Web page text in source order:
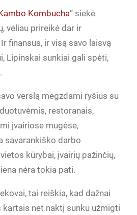
Kombucha“ siekė
vėliau prireikė dar ir
finansus, ir visą savo laisvą
Lipinskai sunkiai gali spėti,
verslą megzdami ryšius su
restoranais,
įvairiose mugėse,
savarankiško darbo
kūrybai, įvairių pažinčių,
nėra tokia pati.
tai reiškia, kad dažnai
kartais net naktį sunku užmigti